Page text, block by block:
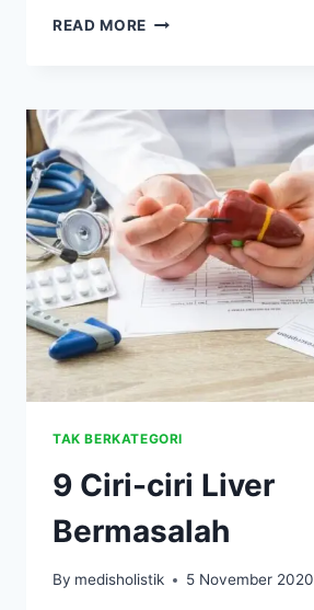
READ MORE MAZANTA
–
JAMU
KUNYIT
ORGANIK
UNTUK
KESEHATAN
ANDA
TAK BERKATEGORI
9 Ciri-ciri Liver
Bermasalah
By medisholistik 5 November 2020